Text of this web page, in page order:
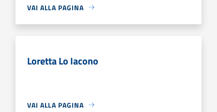
VAI ALLA PAGINA
Loretta Lo Iacono
VAI ALLA PAGINA